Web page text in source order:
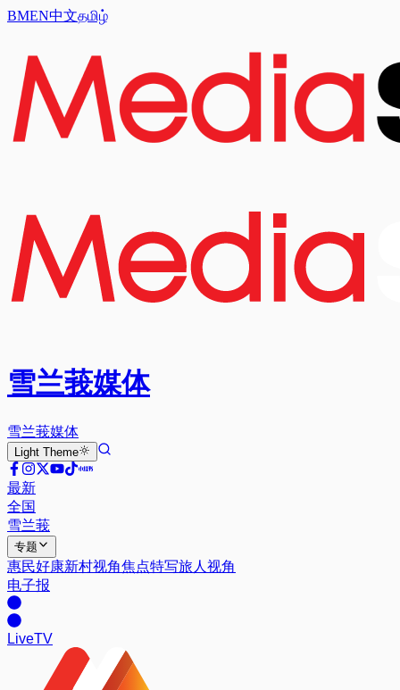
BMEN中文தமிழ்
雪兰莪媒体
雪兰莪媒体
Light Theme
最新
全国
雪兰莪
专题
惠民好康新村视角焦点特写旅人视角
电子报
LiveTV